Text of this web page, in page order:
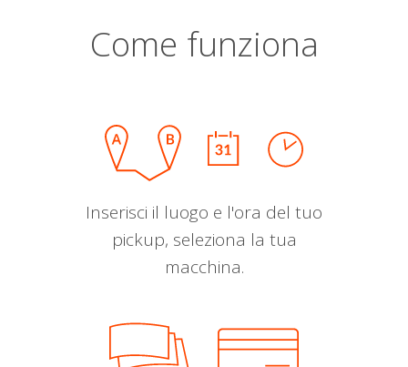
Come funziona
Inserisci il luogo e l'ora del tuo
pickup, seleziona la tua
macchina.